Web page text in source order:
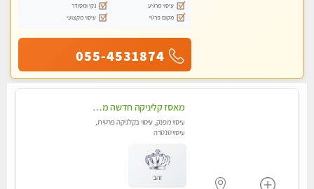
עיסוי מרגיע
נקי ומסודר
מקום פרטי
עיסוי מקצועי
055-4531874
מאסז קליניקה חדשה מעסה איכותית לעיסוי מרגיע ומפנק VIP-מומלץ לחלוטין! פרטי! ​​​​​​ Highly recommended ללא מין !!
עיסוי מפנק, עיסוי בקלניקה פרטית,
עיסוי טנטרה
זהב